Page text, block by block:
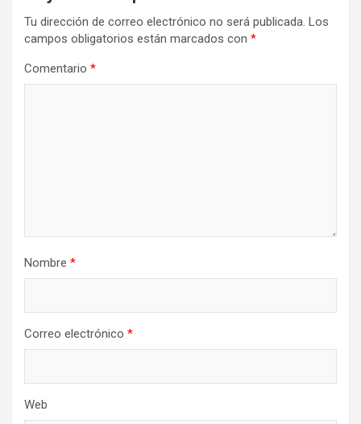
Tu dirección de correo electrónico no será publicada. Los
campos obligatorios están marcados con *
Comentario *
Nombre *
Correo electrónico *
Web